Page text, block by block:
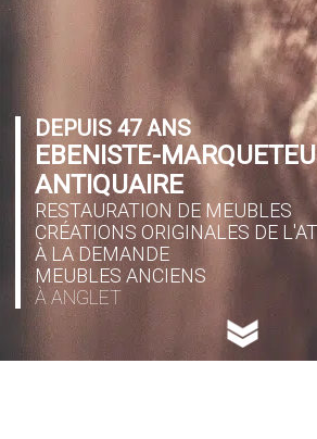
DEPUIS 47 ANS
EBENISTE-
ANTIQUAIRE
RESTAURATION DE MEUBLES
CRÉATIONS ORIGINALES DE
À LA DEMANDE
MEUBLES ANCIENS
À ANGLET